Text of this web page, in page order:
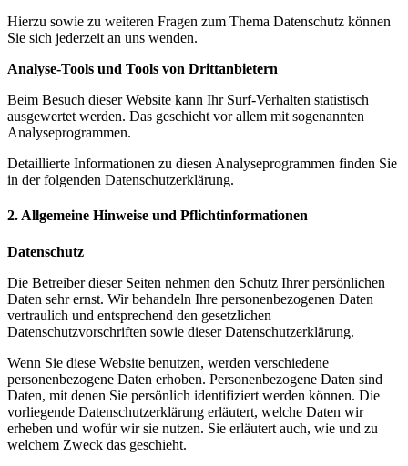
Hierzu sowie zu weiteren Fragen zum Thema Datenschutz können
Sie sich jederzeit an uns wenden.
Analyse-Tools und Tools von Drittanbietern
Beim Besuch dieser Website kann Ihr Surf-Verhalten statistisch
ausgewertet werden. Das geschieht vor allem mit sogenannten
Analyseprogrammen.
Detaillierte Informationen zu diesen Analyseprogrammen finden Sie
in der folgenden Datenschutzerklärung.
2. Allgemeine Hinweise und Pflichtinformationen
Datenschutz
Die Betreiber dieser Seiten nehmen den Schutz Ihrer persönlichen
Daten sehr ernst. Wir behandeln Ihre personenbezogenen Daten
vertraulich und entsprechend den gesetzlichen
Datenschutzvorschriften sowie dieser Datenschutzerklärung.
Wenn Sie diese Website benutzen, werden verschiedene
personenbezogene Daten erhoben. Personenbezogene Daten sind
Daten, mit denen Sie persönlich identifiziert werden können. Die
vorliegende Datenschutzerklärung erläutert, welche Daten wir
erheben und wofür wir sie nutzen. Sie erläutert auch, wie und zu
welchem Zweck das geschieht.